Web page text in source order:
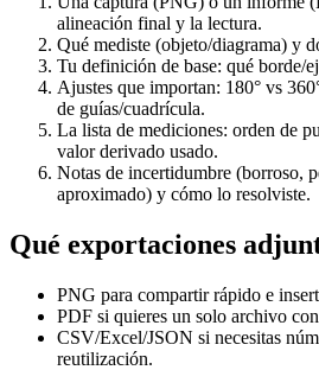
alineación final y la lectura.
Qué mediste (objeto/diagrama) y
Tu definición de base: qué borde/
Ajustes que importan: 180° vs
de guías/cuadrícula.
La lista de mediciones: orden de
valor derivado usado.
Notas de incertidumbre (borroso,
aproximado) y cómo lo resolviste.
Qué exportaciones
PNG para compartir rápido e
PDF si quieres un solo archivo
CSV/Excel/JSON si necesitas
reutilización.